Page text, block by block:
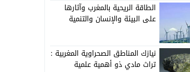
الطاقة الريحية بالمغرب وآثارها
على البيئة والإنسان والتنمية
نيازك المناطق الصحراوية المغربية :
تراث مادي ذو أهمية علمية